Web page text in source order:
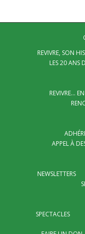
REVIVRE, SON
LES 20 ANS
REVIVRE…
APPEL À
NEWSLETTERS
SPECTACLES